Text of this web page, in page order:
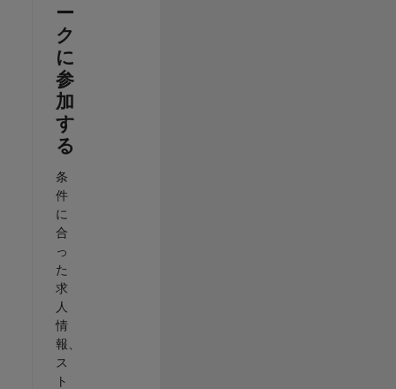
ー
ク
に
参
加
す
る
条
件
に
合
っ
た
求
人
情
報、
ス
ト